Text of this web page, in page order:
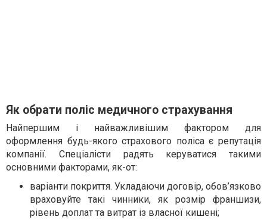
Як обрати поліс медичного страхування
Найпершим і найважливішим фактором для
оформлення будь-якого страхового поліса є репутація
компанії. Спеціалісти радять керуватися такими
основними факторами, як-от:
варіанти покриття. Укладаючи договір, обов’язково
враховуйте такі чинники, як розмір франшизи,
рівень доплат та витрат із власної кишені;